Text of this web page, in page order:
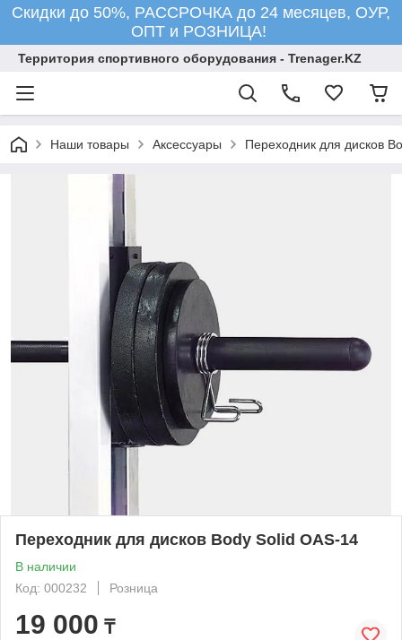
Скидки до 50%, РАССРОЧКА до 24 месяцев, ОУР,
ОПТ и РОЗНИЦА!
Территория спортивного оборудования - Trenager.KZ
Наши товары Аксессуары Переходник для дисков
Переходник для дисков Body Solid OAS-14
В наличии
Код: 000232
Розница
19 000 ₸